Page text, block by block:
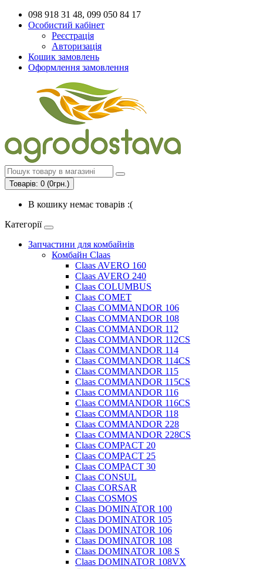
098 918 31 48, 099 050 84 17
Особистий кабінет
Реєстрація
Авторизація
Кошик замовлень
Оформлення замовлення
Товарів: 0 (0грн.)
В кошику немає товарів :(
Категорії
Запчастини для комбайнів
Комбайн Claas
Claas AVERO 160
Claas AVERO 240
Claas COLUMBUS
Claas COMET
Claas COMMANDOR 106
Claas COMMANDOR 108
Claas COMMANDOR 112
Claas COMMANDOR 112CS
Claas COMMANDOR 114
Claas COMMANDOR 114CS
Claas COMMANDOR 115
Claas COMMANDOR 115CS
Claas COMMANDOR 116
Claas COMMANDOR 116CS
Claas COMMANDOR 118
Claas COMMANDOR 228
Claas COMMANDOR 228CS
Claas COMPACT 20
Claas COMPACT 25
Claas COMPACT 30
Claas CONSUL
Claas CORSAR
Claas COSMOS
Claas DOMINATOR 100
Claas DOMINATOR 105
Claas DOMINATOR 106
Claas DOMINATOR 108
Claas DOMINATOR 108 S
Claas DOMINATOR 108VX